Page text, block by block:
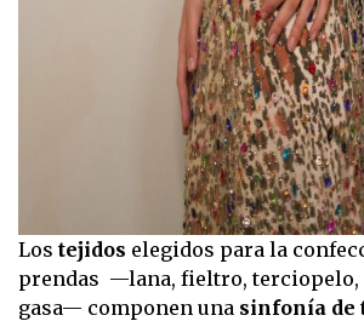
Los tejidos elegidos para la
prendas —lana, fieltro, terciopelo,
gasa— componen una sinfonía de